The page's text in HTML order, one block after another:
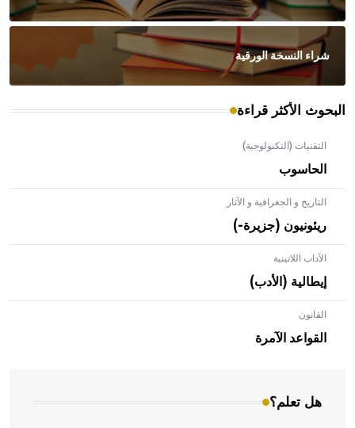
شراء النسخة الورقية
البحوث الأكثر قراءة
التقنيات (التكنولوجية)
الحاسوب
التاريخ و الجغرافية و الآثار
ريئونيون (جزيرة-)
الآداب اللاتينية
إيطالية (الأدب)
القانون
القواعد الآمرة
هل تعلم؟
- هل تعلم أن الأبلق نوع من الفنون الهندسية التي ارتبطت
بالعمارة الإسلامية في بلاد الشام ومصر خاصة، حيث يحرص
المعمار على بناء مداميكه وخاصة في الواجهات